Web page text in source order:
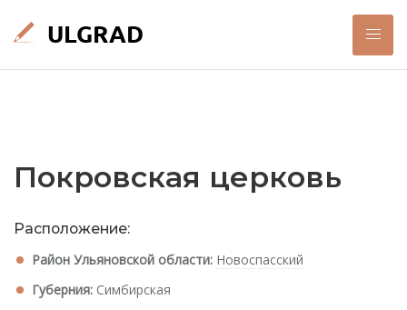
Покровская церковь
Расположение:
Район Ульяновской области: Новоспасский
Губерния: Симбирская